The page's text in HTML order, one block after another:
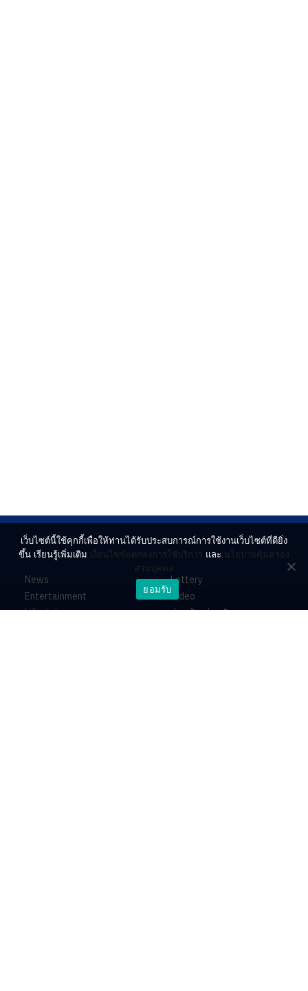
News
Entertainment
Lifestyle
Lottery
Video
ร่วมด้วยช่วยกัน
เว็บไซต์นี้ใช้คุกกี้เพื่อให้ท่านได้รับประสบการณ์การใช้งานเว็บไซต์ที่ดียิ่ง
ขึ้น เรียนรู้เพิ่มเติม เงื่อนไขข้อตกลงการใช้บริการ และ นโยบายคุ้มครอง
ส่วนบุคคล
ยอมรับ